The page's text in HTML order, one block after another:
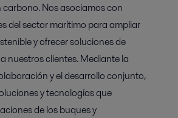
Nos asociamos con
del sector marítimo para ampliar
y ofrecer soluciones de
nuestros clientes. Mediante la
y el desarrollo conjunto,
y tecnologías que
de los buques y